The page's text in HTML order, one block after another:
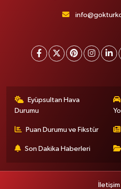
Eyüpsultan Hava
Durumu
Puan Durumu ve Fikstür
Son Dakika Haberleri
İletişim